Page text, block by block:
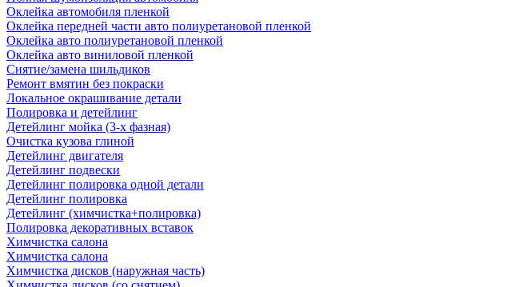
Оклейка автомобиля пленкой
Оклейка передней части авто полиуретановой пленкой
Оклейка авто полиуретановой пленкой
Оклейка авто виниловой пленкой
Снятие/замена шильдиков
Ремонт вмятин без покраски
Локальное окрашивание детали
Полировка и детейлинг
Детейлинг мойка (3-х фазная)
Очистка кузова глиной
Детейлинг двигателя
Детейлинг подвески
Детейлинг полировка одной детали
Детейлинг полировка
Детейлинг (химчистка+полировка)
Полировка декоративных вставок
Химчистка салона
Химчистка салона
Химчистка дисков (наружная часть)